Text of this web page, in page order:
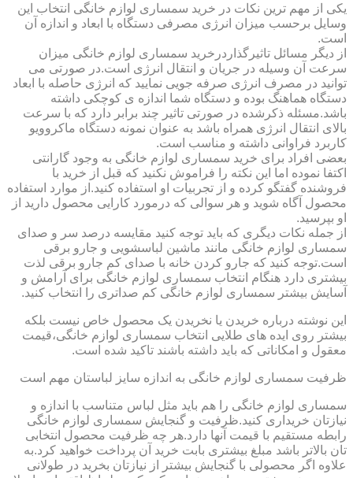
یکی از مهم ترین نکات در خرید سمساری لوازم خانگی انتخاب این
وسایل برحسب میزان انرژی مصرفی دستگاه با ابعاد و اندازه آن
است.
از دیگر مسائل تاثیرگذاردرخرید سمساری لوازم خانگی میزان
سرعت آن وسیله در جریان و انتقال انرژی است.در صورتی می
توانید در مصرف انرژی صرفه جویی نمایید که انرژی حاصله با ابعاد
دستگاه هماهنگ بوده و دستگاه شما اندازه ی کوچکی داشته
باشد.مسئله ذکرشده در صورتی تاثیر چند برابر دارد که با سرعت
بالای انتقال انرژی همراه باشد به عنوان نمونه دستگاه ماکروویو
کاربرد فراوانی داشته و مناسب است.
بعضی افراد برای خرید سمساری لوازم خانگی به وجود گارانتی
اکتفا نموده اما این نکته را فراموش نکنید که قبل از خرید با
فروشنده گفتگو کرده و از تجربیات او استفاده کنید.از موارد استفاده
محصول آگاه شوید و هر سوالی که درمورد کارایی محصول دارید از
او بپرسید.
از جمله نکات دیگری که باید توجه کنید مقایسه درصد سر و صدای
سمساری لوازم خانگی مانند ماشین لباسشویی و جارو برقی
است.توجه کنید که جارو کردن خانه با صدای کم جارو برقی لذت
بیشتری دارد هنگام انتخاب سمساری لوازم خانگی برای آرامش و
آسایش بیشتر سمساری لوازم خانگی کم صداتری را انتخاب کنید.
این نوشته درباره خریدن یا نخریدن یک محصول خاص نیست بلکه
بیشتر روی ایده های طلایی انتخاب سمساری لوازم خانگی،قیمت
معقول و امکاناتی که باید داشته باشند تاکید شده است.
ظرفیت سمساری لوازم خانگی به اندازه سایز لباستان مهم است
سمساری لوازم خانگی را هم باید مثل لباس متناسب با اندازه و
نیازتان خریداری کنید.ظرفیت و گنجایش سمساری لوازم خانگی
رابطه مستقیم با قیمت آنها دارد.هر چه ظرفیت محصول انتخابی
تان بالاتر باشد مبلغ بیشتری بابت خرید آن پرداخت خواهید کرد.به
علاوه اگر محصولی با گنجایش بیشتر از نیازتان بخرید در طولانی